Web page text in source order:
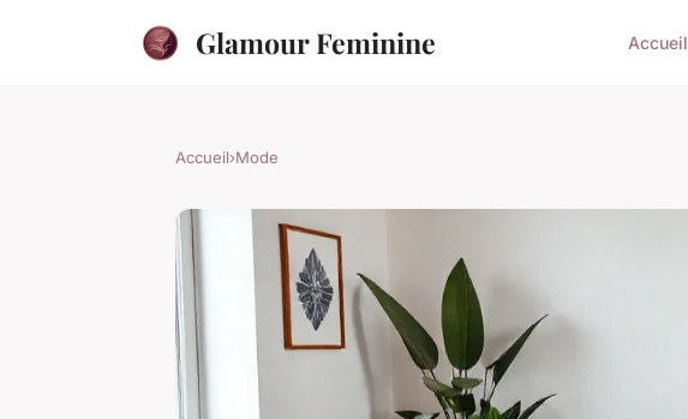
Glamour Feminine Accueil
Accueil›Mode